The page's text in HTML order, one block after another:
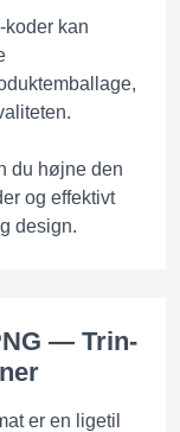
koder kan
du højne den
og effektivt
design.
— Trin-
er en ligetil